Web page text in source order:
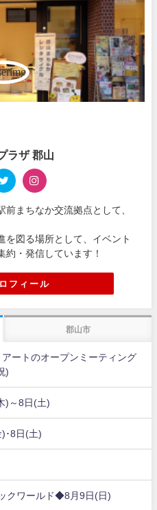
ラザ 郡山
前まちなか交流拠点として、
を図る場所として、イベント
約・発信しています！
フィール
郡山市
ートのオープンミーティング
)
)～8日(土)
･8日(土)
クワールド◆8月9日(日)